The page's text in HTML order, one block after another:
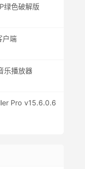
绿色破解版
户端
乐播放器
Pro v15.6.0.6